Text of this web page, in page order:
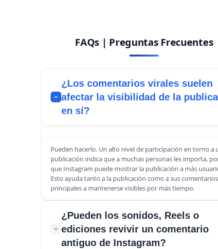
FAQs | Preguntas Frecuentes
¿Los comentarios virales suelen
afectar la visibilidad de la
en sí?
Pueden hacerlo. Un alto nivel de participación en torno a
publicación indica que a muchas personas les importa,
que Instagram puede mostrar la publicación a más
Esto ayuda tanto a la publicación como a sus comentarios
principales a mantenerse visibles por más tiempo.
¿Pueden los sonidos, Reels o
ediciones revivir un comentario
antiguo de Instagram?